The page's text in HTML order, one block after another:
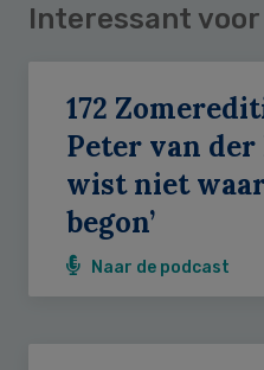
Interessant voor
172
Peter van der
wist niet
begon’
Naar de podcast